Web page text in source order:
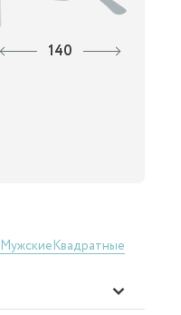
140
МужскиеКвадратные